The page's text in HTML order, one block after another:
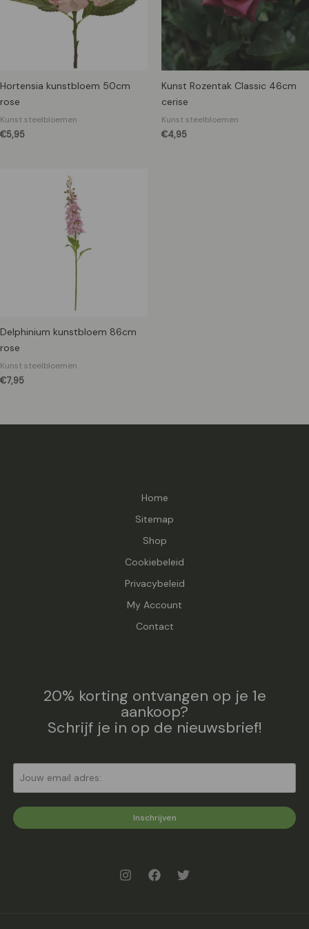
Hortensia kunstbloem 50cm
rose
Kunst steelbloemen
€5,95
Kunst Rozentak Classic 46cm
cerise
Kunst steelbloemen
€4,95
Delphinium kunstbloem 86cm
rose
Kunst steelbloemen
€7,95
Home
Sitemap
Shop
Cookiebeleid
Privacybeleid
My Account
Contact
20% korting ontvangen op je 1e
aankoop?
Schrijf je in op de nieuwsbrief!
Inschrijven